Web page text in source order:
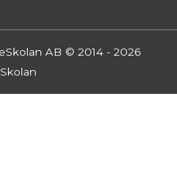
AB © 2014 - 2026